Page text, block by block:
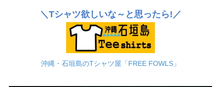
＼Tシャツ欲しいな～と思ったら!／
沖縄・石垣島のTシャツ屋「FREE FOWLS」